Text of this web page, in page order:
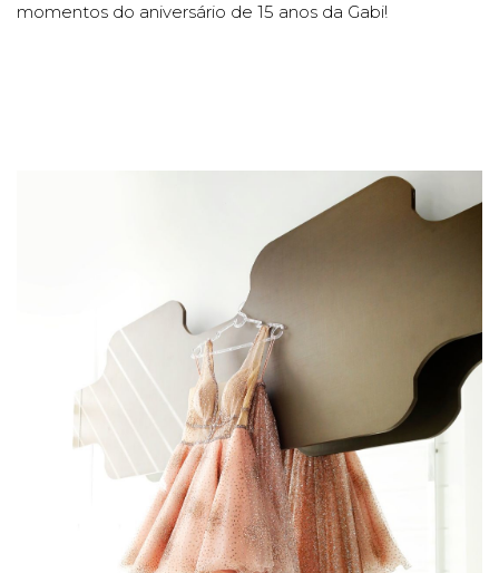
momentos do aniversário de 15 anos da Gabi!